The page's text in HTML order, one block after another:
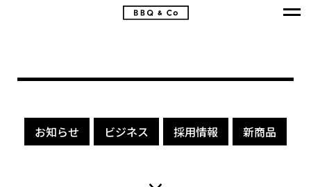
お知らせ ビジネス 採用情報 新商品